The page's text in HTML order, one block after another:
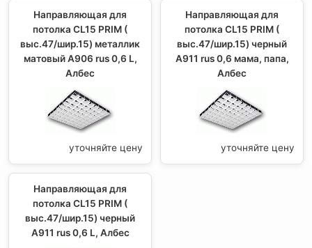
Направляющая для
потолка CL15 PRIM (
выс.47/шир.15) металлик
матовый А906 rus 0,6 L,
Албес
уточняйте цену
Направляющая для
потолка CL15 PRIM (
выс.47/шир.15) черный
А911 rus 0,6 мама, папа,
Албес
уточняйте цену
Направляющая для
потолка CL15 PRIM (
выс.47/шир.15) черный
А911 rus 0,6 L, Албес